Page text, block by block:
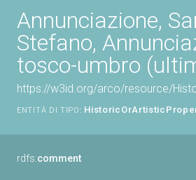
Annunciazione,
Stefano,
tosco-umbro
https://w3id.org/arco/resource/
ENTITÀ DI TIPO:
rdfs:comment